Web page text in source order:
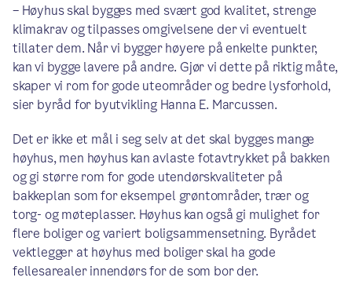
– Høyhus skal bygges med svært god kvalitet, strenge
klimakrav og tilpasses omgivelsene der vi eventuelt
tillater dem. Når vi bygger høyere på enkelte punkter,
kan vi bygge lavere på andre. Gjør vi dette på riktig måte,
skaper vi rom for gode uteområder og bedre lysforhold,
sier byråd for byutvikling Hanna E. Marcussen.
Det er ikke et mål i seg selv at det skal bygges mange
høyhus, men høyhus kan avlaste fotavtrykket på bakken
og gi større rom for gode utendørskvaliteter på
bakkeplan som for eksempel grøntområder, trær og
torg- og møteplasser. Høyhus kan også gi mulighet for
flere boliger og variert boligsammensetning. Byrådet
vektlegger at høyhus med boliger skal ha gode
fellesarealer innendørs for de som bor der.